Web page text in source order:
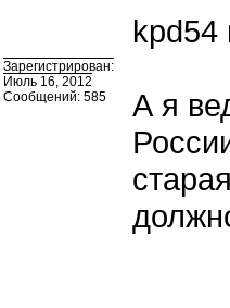
Зарегистрирован:
Июль 16, 2012
Сообщений: 585
kpd54
А я